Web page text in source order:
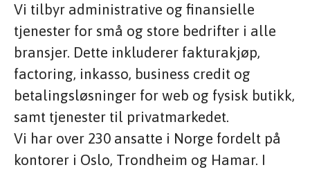
Vi tilbyr administrative og finansielle
tjenester for små og store bedrifter i alle
bransjer. Dette inkluderer fakturakjøp,
factoring, inkasso, business credit og
betalingsløsninger for web og fysisk butikk,
samt tjenester til privatmarkedet.
Vi har over 230 ansatte i Norge fordelt på
kontorer i Oslo, Trondheim og Hamar. I